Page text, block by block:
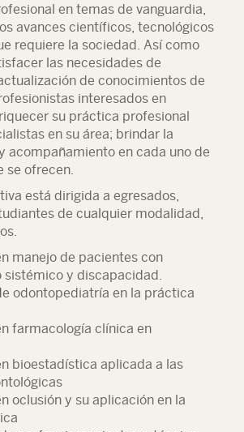
en temas de vanguardia,
avances científicos, tecnológicos
requiere la sociedad. Así como
las necesidades de
de conocimientos de
interesados en
su práctica profesional
en su área; brindar la
acompañamiento en cada uno de
se ofrecen.
está dirigida a egresados,
de cualquier modalidad,
manejo de pacientes con
sistémico y discapacidad.
odontopediatría en la práctica
farmacología clínica en
bioestadística aplicada a las
oclusión y su aplicación en la